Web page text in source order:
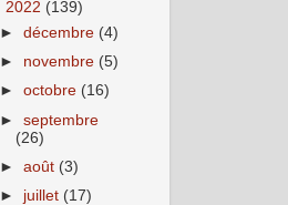
2022 (139)
►décembre (4)
► novembre (5)
►octobre (16)
►septembre
(26)
►août (3)
► juillet (17)